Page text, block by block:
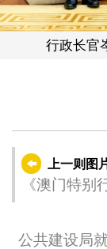
行政长官
上一则图
《澳门特别
规划（
咨询会。
公共建设局